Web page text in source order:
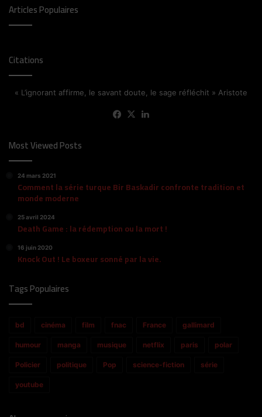
Articles Populaires
Citations
« L’ignorant affirme, le savant doute, le sage réfléchit » Aristote
Facebook
X
Most Viewed Posts
24 mars 2021
Comment la série turque Bir Baskadir confronte tradition et
monde moderne
25 avril 2024
Death Game : la rédemption ou la mort !
16 juin 2020
Knock Out ! Le boxeur sonné par la vie.
Tags Populaires
bd cinéma film fnac France gallimard
humour manga musique netflix paris polar
Policier politique Pop science-fiction série
youtube